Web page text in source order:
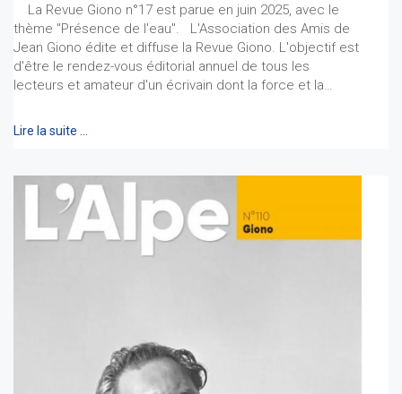
La Revue Giono n°17 est parue en juin 2025, avec le
thème "Présence de l'eau". L'Association des Amis de
Jean Giono édite et diffuse la Revue Giono. L'objectif est
d'être le rendez-vous éditorial annuel de tous les
lecteurs et amateur d'un écrivain dont la force et la…
Lire la suite …